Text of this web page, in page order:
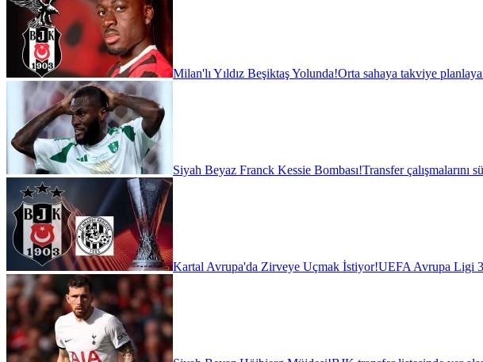
Milan'lı Yıldız Beşiktaş Yolunda!Orta sahaya takviye
Siyah Beyaz Franck Kessie Bombası!Transfer çalışmalarını
Kartal Avrupa'da Zirveye Uçmak İstiyor!UEFA Avrupa Ligi